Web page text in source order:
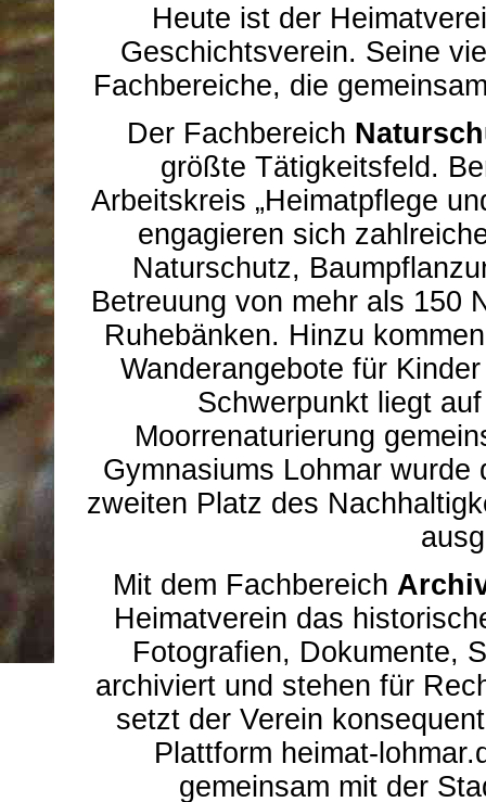
Heute ist der
Geschichtsverein. Seine
Fachbereiche, die
Der Fachbereich
größte Tätigkeitsfeld.
Arbeitskreis „Heimatpflege
engagieren sich
Naturschutz,
Betreuung von mehr als 150
Ruhebänken. Hinzu
Wanderangebote für
Schwerpunkt liegt
Moorrenaturierung
Gymnasiums Lohmar
zweiten Platz des
Mit dem Fachbereich
Heimatverein das
Fotografien, Dokumente,
archiviert und stehen für
setzt der Verein
Plattform heimat-
gemeinsam mit der